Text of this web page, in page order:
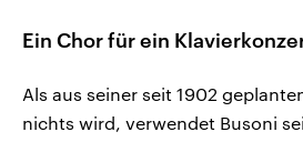
Ein Chor für ein
Als aus seiner seit 1902
nichts wird, verwendet Busoni